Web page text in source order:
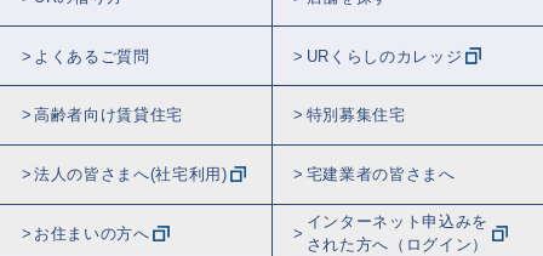
よくあるご質問 URくらしのカレッジ
高齢者向け賃貸住宅 特別募集住宅
法人の皆さまへ(社宅利用) 宅建業者の皆さまへ
お住まいの方へ
インターネット申込みを
された方へ（ログイン）